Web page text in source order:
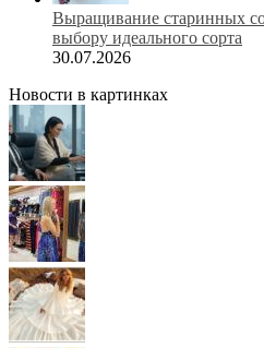
Выращивание старинных
выбору идеального сорта
30.07.2026
Новости в картинках